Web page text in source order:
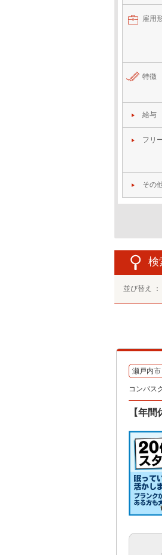
雇用
特徴
給与
フリ
その
検
並び替え ：
瀬戸内市
コンパス
【年